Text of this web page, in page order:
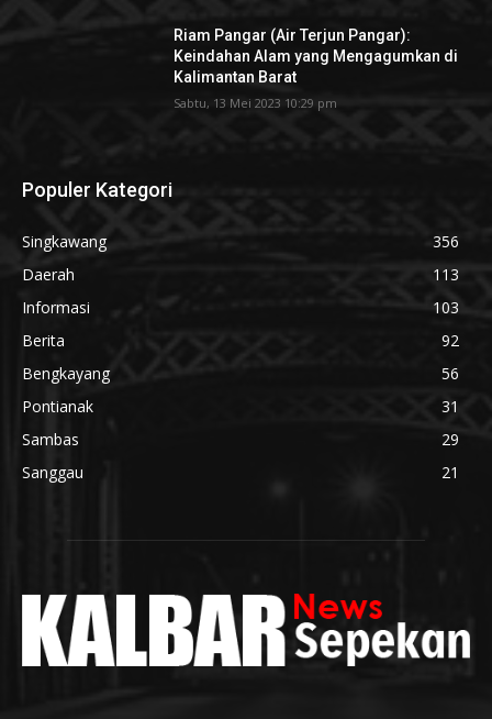
Riam Pangar (Air Terjun Pangar):
Keindahan Alam yang Mengagumkan di
Kalimantan Barat
Sabtu, 13 Mei 2023 10:29 pm
Populer Kategori
Singkawang
356
Daerah
113
Informasi
103
Berita
92
Bengkayang
56
Pontianak
31
Sambas
29
Sanggau
21